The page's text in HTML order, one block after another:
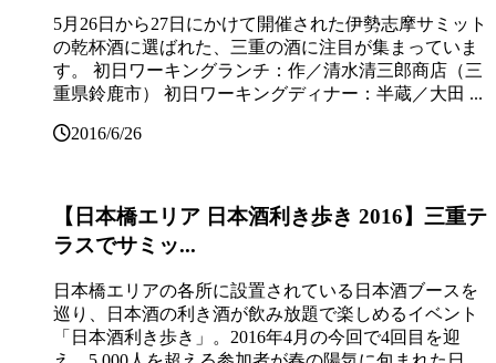
5月26日から27日にかけて開催された伊勢志摩サミット
の乾杯酒に選ばれた、三重の酒に注目が集まっていま
す。 初日ワーキングランチ：作／清水清三郎商店（三
重県鈴鹿市） 初日ワーキングディナー：半蔵／大田 ...
2016/6/26
【日本橋エリア 日本酒利き歩き 2016】三重テ
ラスでサミッ...
日本橋エリアの各所に設置されている日本酒ブースを
巡り、日本酒の利き酒が飲み放題で楽しめるイベント
「日本酒利き歩き」。2016年4月の今回で4回目を迎